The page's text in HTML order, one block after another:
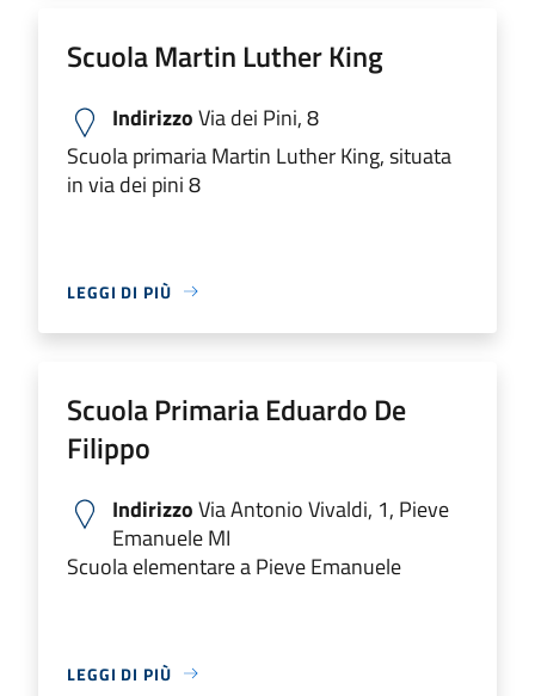
Scuola Martin Luther King
IndirizzoVia dei Pini, 8
Scuola primaria Martin Luther King, situata
in via dei pini 8
LEGGI DI PIÙ
Scuola Primaria Eduardo De
Filippo
IndirizzoVia Antonio Vivaldi, 1, Pieve
Emanuele MI
Scuola elementare a Pieve Emanuele
LEGGI DI PIÙ